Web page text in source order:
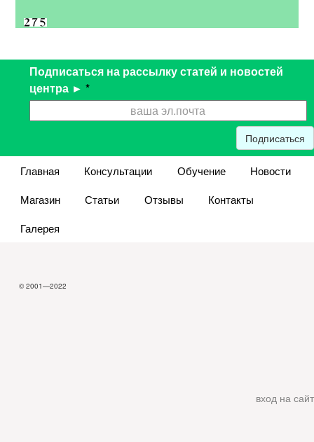
Подписаться на рассылку статей и новостей
центра ► *
Подписаться
Главная Консультации Обучение
Новости
Магазин
Статьи Отзывы
Контакты
Галерея
© 2001—2022
вход на сайт